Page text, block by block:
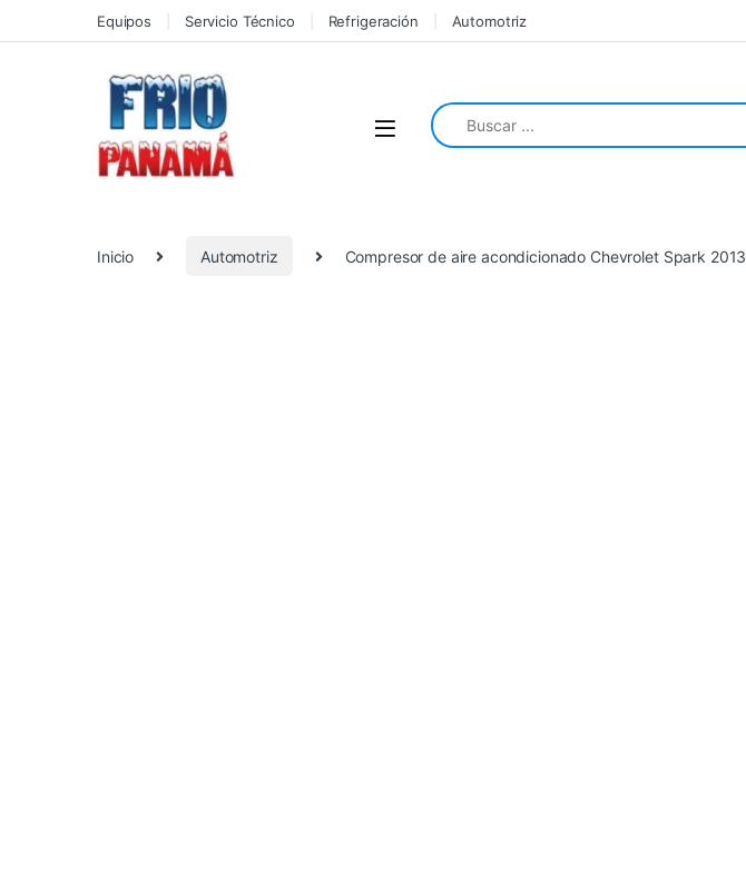
Skip to navigation
Skip to contentEquipos Servicio Técnico Refrigeración Automotriz
Search for:
Inicio Automotriz Compresor de aire acondicionado Chevrolet Spark 2013